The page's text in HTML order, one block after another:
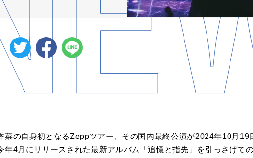
菜の自身初となるZeppツアー、その国内最終公演が2024年10月
年4月にリリースされた最新アルバム「追憶と指先」を引っさげて